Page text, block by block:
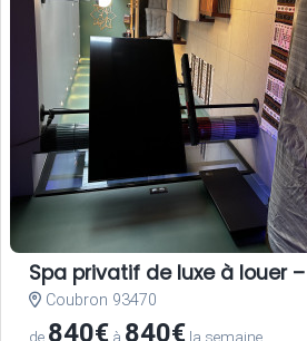
Spa privatif de luxe à louer
Coubron 93470
de 840€ à 840€ la semaine